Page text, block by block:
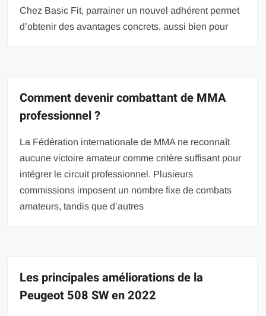
Chez Basic Fit, parrainer un nouvel adhérent permet
d’obtenir des avantages concrets, aussi bien pour
Comment devenir combattant de MMA
professionnel ?
La Fédération internationale de MMA ne reconnaît
aucune victoire amateur comme critère suffisant pour
intégrer le circuit professionnel. Plusieurs
commissions imposent un nombre fixe de combats
amateurs, tandis que d’autres
Les principales améliorations de la
Peugeot 508 SW en 2022